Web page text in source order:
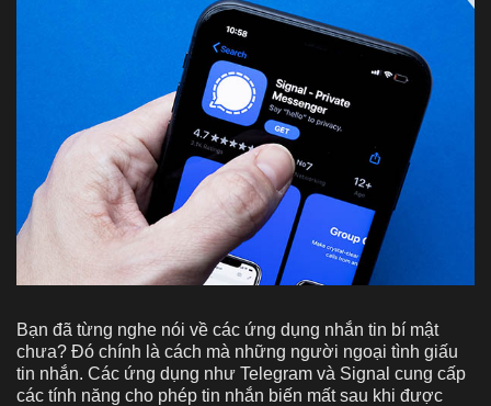
Bạn đã từng nghe nói về các ứng dụng nhắn tin bí mật
chưa? Đó chính là cách mà những người ngoại tình giấu
tin nhắn. Các ứng dụng như Telegram và Signal cung cấp
các tính năng cho phép tin nhắn biến mất sau khi được